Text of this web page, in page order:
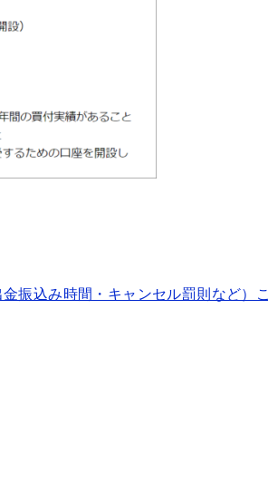
振込み時間・キャンセル罰則など）こ